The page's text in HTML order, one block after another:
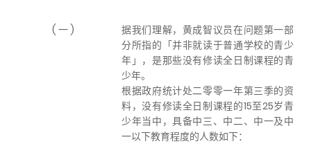
( 一 )
据我们理解，黄成智议员在问题第一部
分所指的「并非就读于普通学校的青少
年」，是那些没有修读全日制课程的青
少年。
根据政府统计处二零零一年第三季的资
料，没有修读全日制课程的15至25岁青
少年当中，具备中三、中二、中一及中
一以下教育程度的人数如下：